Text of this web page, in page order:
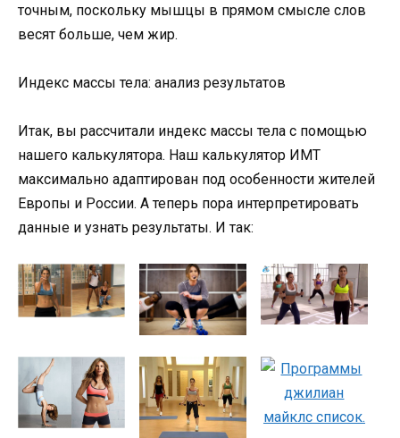
точным, поскольку мышцы в прямом смысле слов
весят больше, чем жир.
Индекс массы тела: анализ результатов
Итак, вы рассчитали индекс массы тела с помощью
нашего калькулятора. Наш калькулятор ИМТ
максимально адаптирован под особенности жителей
Европы и России. А теперь пора интерпретировать
данные и узнать результаты. И так: